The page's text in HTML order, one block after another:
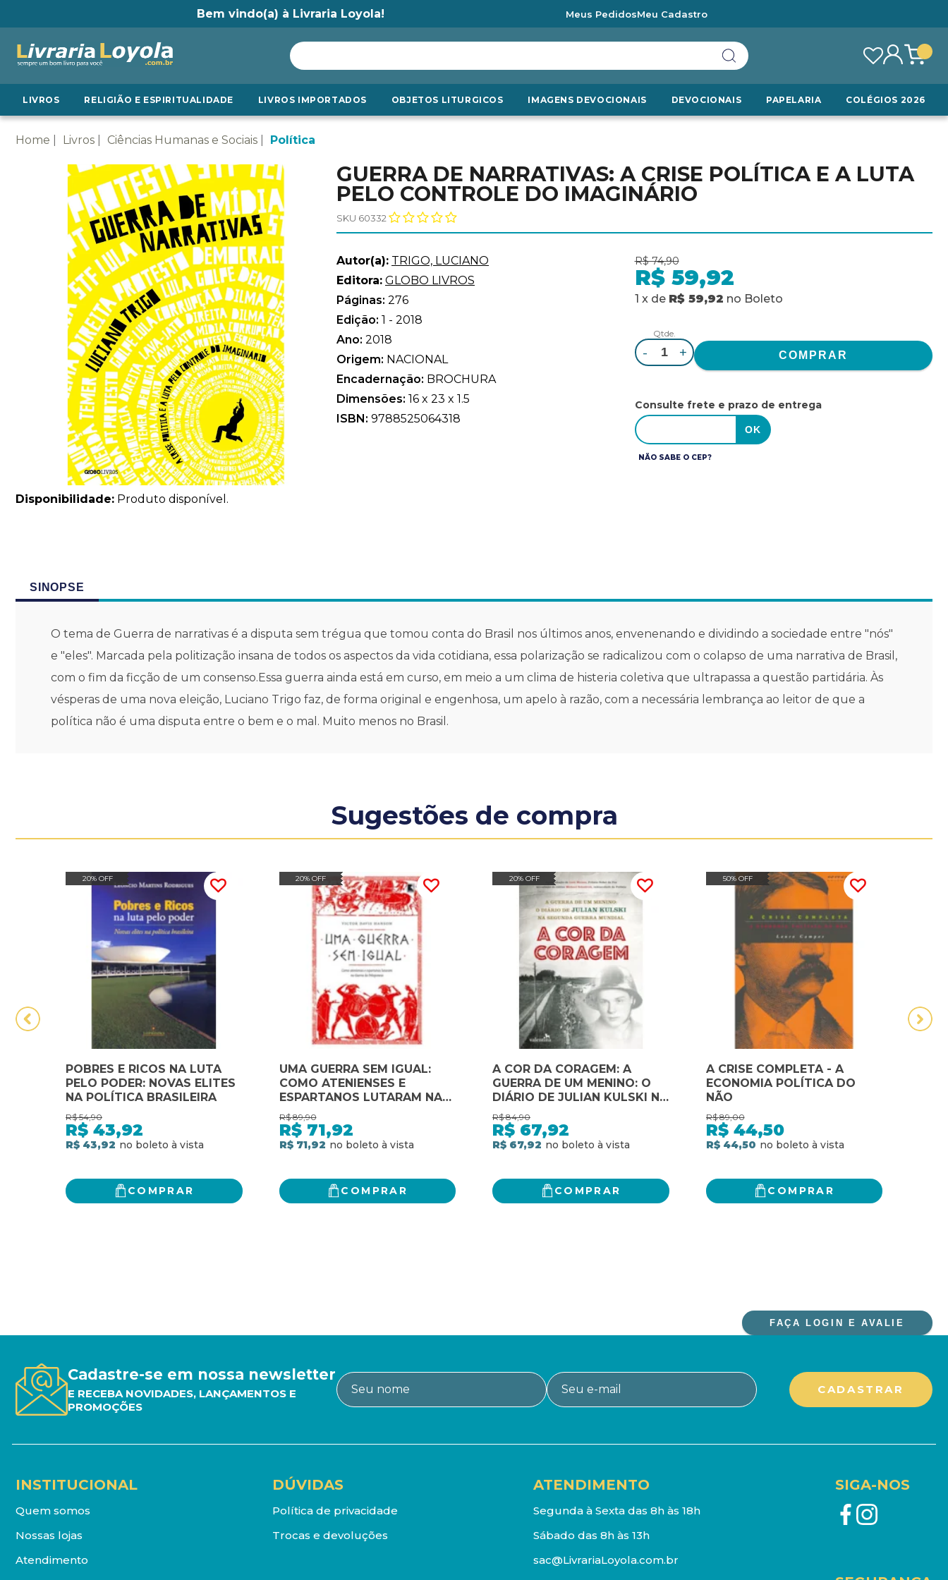
Bem vindo(a) à Livraria Loyola! Meus PedidosMeu Cadastro
LIVROS RELIGIÃO E ESPIRITUALIDADE LIVROS IMPORTADOS OBJETOS LITURGICOS IMAGENS DEVOCIONAIS DEVOCIONAIS PAPELARIA COLÉGIOS 2026
Home Livros Ciências Humanas e Sociais Política
Disponibilidade: Produto disponível.
GUERRA DE NARRATIVAS: A CRISE POLÍTICA E A LUTA
PELO CONTROLE DO IMAGINÁRIO
SKU 60332
Autor(a): TRIGO, LUCIANO
Editora: GLOBO LIVROS
Páginas: 276
Edição: 1 - 2018
Ano: 2018
Origem: NACIONAL
Encadernação: BROCHURA
Dimensões: 16 x 23 x 1.5
ISBN: 9788525064318
R$ 74,90
R$ 59,92
1 x de R$ 59,92 no Boleto
Qtde.
- +
Consulte frete e prazo de entrega
NÃO SABE O CEP?
SINOPSE
O tema de Guerra de narrativas é a disputa sem trégua que tomou conta do Brasil nos últimos anos, envenenando e dividindo a sociedade entre "nós"
e "eles". Marcada pela politização insana de todos os aspectos da vida cotidiana, essa polarização se radicalizou com o colapso de uma narrativa de Brasil,
com o fim da ficção de um consenso.Essa guerra ainda está em curso, em meio a um clima de histeria coletiva que ultrapassa a questão partidária. Às
vésperas de uma nova eleição, Luciano Trigo faz, de forma original e engenhosa, um apelo à razão, com a necessária lembrança ao leitor de que a
política não é uma disputa entre o bem e o mal. Muito menos no Brasil.
Sugestões de compra
20% OFF
POBRES E RICOS NA LUTA
PELO PODER: NOVAS ELITES
NA POLÍTICA BRASILEIRA
R$ 54,90
R$ 43,92
R$ 43,92
COMPRAR
20% OFF
UMA GUERRA SEM IGUAL:
COMO ATENIENSES E
ESPARTANOS LUTARAM NA
GUERRA DO PELOPONESO:
COMO ATENIENSES E
ESPARTANOS LUTARAM NA
GUERRA DO PELOPONESO
R$ 89,90
R$ 71,92
R$ 71,92
COMPRAR
20% OFF
A COR DA CORAGEM: A
GUERRA DE UM MENINO: O
DIÁRIO DE JULIAN KULSKI NA
SEGUNDA GUERRA MUNDIAL
R$ 84,90
R$ 67,92
R$ 67,92
COMPRAR
50% OFF
A CRISE COMPLETA - A
ECONOMIA POLÍTICA DO
NÃO
R$ 89,00
R$ 44,50
R$ 44,50
COMPRAR
FAÇA LOGIN E AVALIE
Cadastre-se em nossa newsletter
E RECEBA NOVIDADES, LANÇAMENTOS E
PROMOÇÕES
INSTITUCIONAL
Quem somos
Nossas lojas
Atendimento
DÚVIDAS
Política de privacidade
Trocas e devoluções
ATENDIMENTO
Segunda à Sexta das 8h às 18h
Sábado das 8h às 13h
sac@LivrariaLoyola.com.br
SIGA-NOS